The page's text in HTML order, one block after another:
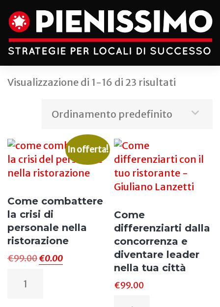
Visualizzazione di 1-16 di 23 risultati
In offerta!
Come combattere
la crisi di
personale nella
ristorazione
€99.00€0.00
Come
differenziarti dalla
concorrenza e
diventare leader
nella tua città
€99.00